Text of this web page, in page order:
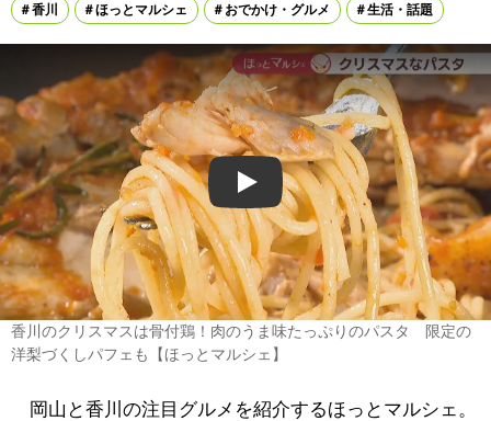
香川
ほっとマルシェ おでかけ・グルメ 生活・話題
Play
香川のクリスマスは骨付鶏！肉のうま味たっぷりのパスタ 限定の
洋梨づくしパフェも【ほっとマルシェ】
岡山と香川の注目グルメを紹介するほっとマルシェ。